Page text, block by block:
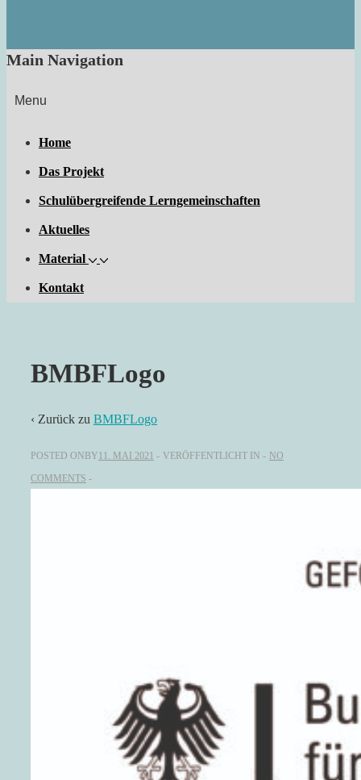
Main Navigation
Menu
Home
Das Projekt
Schulübergreifende Lerngemeinschaften
Aktuelles
Material
Kontakt
BMBFLogo
‹ Zurück zu BMBFLogo
POSTED ONBY11. MAI 2021 VERÖFFENTLICHT IN
NO
COMMENTS